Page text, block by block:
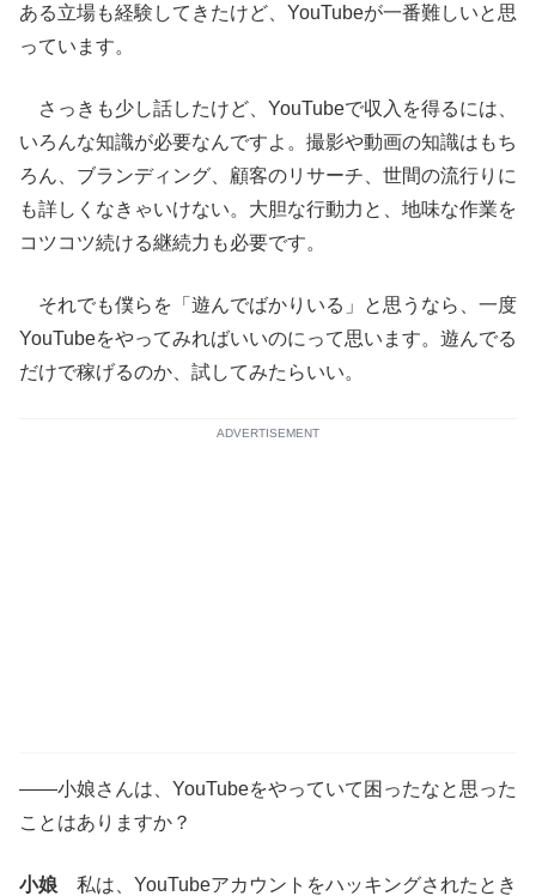
ある立場も経験してきたけど、YouTubeが一番難しいと思
っています。
さっきも少し話したけど、YouTubeで収入を得るには、
いろんな知識が必要なんですよ。撮影や動画の知識はもち
ろん、ブランディング、顧客のリサーチ、世間の流行りに
も詳しくなきゃいけない。大胆な行動力と、地味な作業を
コツコツ続ける継続力も必要です。
それでも僕らを「遊んでばかりいる」と思うなら、一度
YouTubeをやってみればいいのにって思います。遊んでる
だけで稼げるのか、試してみたらいい。
ADVERTISEMENT
――小娘さんは、YouTubeをやっていて困ったなと思った
ことはありますか？
小娘 私は、YouTubeアカウントをハッキングされたとき